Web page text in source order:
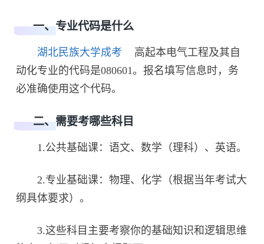
一、专业代码是什么
湖北民族大学成考
高起本电气工程及其自
动化专业的代码是080601。报名填写信息时，务
必准确使用这个代码。
二、需要考哪些科目
1.公共基础课：语文、数学（理科）、英语。
2.专业基础课：物理、化学（根据当年考试大
纲具体要求）。
3.这些科目主要考察你的基础知识和逻辑思维